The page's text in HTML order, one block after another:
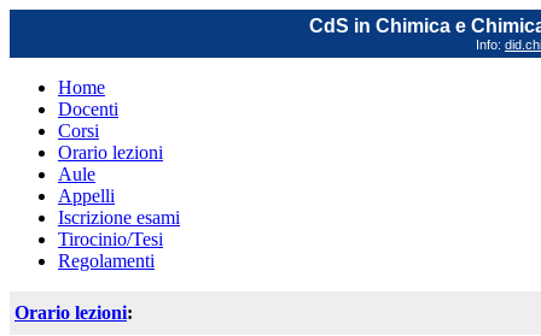
CdS in Chimica e
Info:
Home
Docenti
Corsi
Orario lezioni
Aule
Appelli
Iscrizione esami
Tirocinio/Tesi
Regolamenti
Orario lezioni: